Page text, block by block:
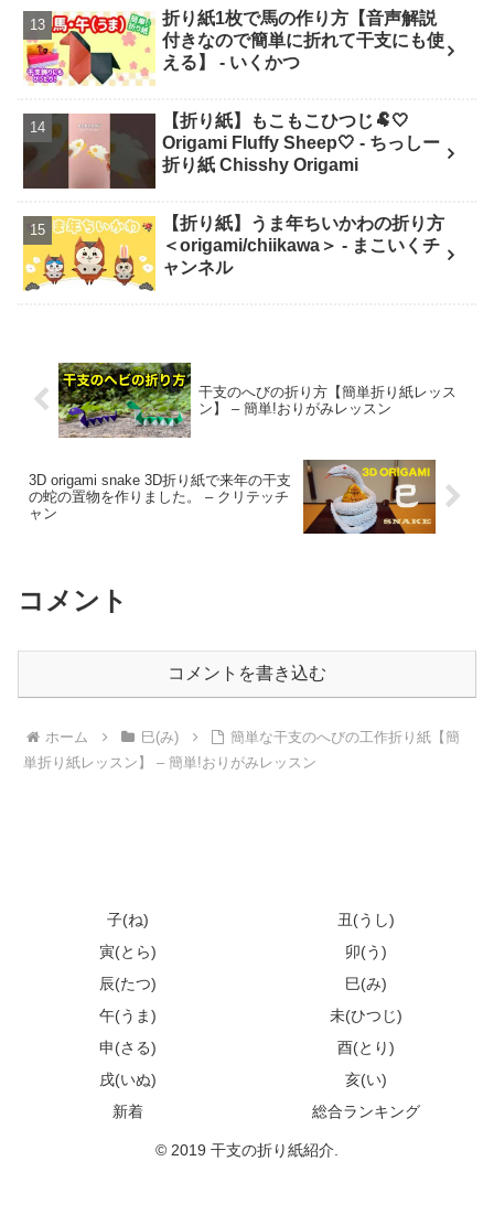
折り紙1枚で馬の作り方【音声解説
付きなので簡単に折れて干支にも使
える】 - いくかつ
【折り紙】もこもこひつじ🐏🤍
Origami Fluffy Sheep🤍 - ちっしー
折り紙 Chisshy Origami
【折り紙】うま年ちいかわの折り方
＜origami/chiikawa＞ - まこいくチ
ャンネル
干支のへびの折り方【簡単折り紙レッス
ン】 – 簡単!おりがみレッスン
3D origami snake 3D折り紙で来年の干支
の蛇の置物を作りました。 – クリテッチ
ャン
コメント
コメントを書き込む
ホーム 巳(み)
簡単な干支のへびの工作折り紙【簡
単折り紙レッスン】 – 簡単!おりがみレッスン
子(ね)
丑(うし)
寅(とら)
卯(う)
辰(たつ)
巳(み)
午(うま)
未(ひつじ)
申(さる)
酉(とり)
戌(いぬ)
亥(い)
新着
総合ランキング
© 2019 干支の折り紙紹介.